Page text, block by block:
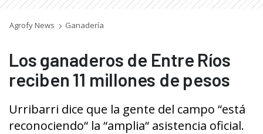
Agrofy News Ganadería
Los ganaderos de Entre Ríos
reciben 11 millones de pesos
Urribarri dice que la gente del campo “está
reconociendo“ la “amplia“ asistencia oficial.